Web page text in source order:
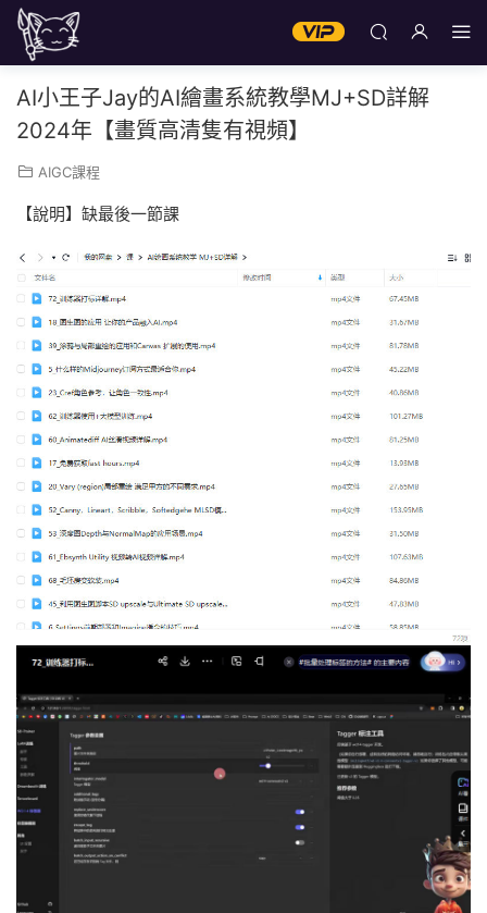
AI小王子Jay的AI繪畫系統教學MJ+SD詳解
2024年【畫質高清隻有視頻】
AIGC課程
【說明】缺最後一節課